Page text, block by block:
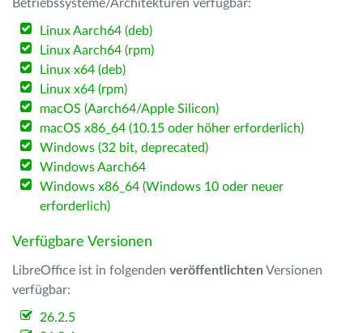
Betriebssysteme/Architekturen verfügbar:
Linux Aarch64 (deb)
Linux Aarch64 (rpm)
Linux x64 (deb)
Linux x64 (rpm)
macOS (Aarch64/Apple Silicon)
macOS x86_64 (10.15 oder höher erforderlich)
Windows (32 bit, deprecated)
Windows Aarch64
Windows x86_64 (Windows 10 oder neuer
erforderlich)
Verfügbare Versionen
LibreOffice ist in folgenden veröffentlichten Versionen
verfügbar:
26.2.5